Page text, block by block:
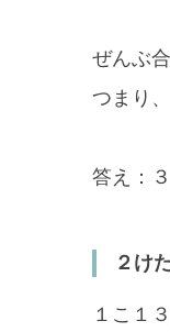
ぜんぶ
つまり
答え：
２け
１こ１